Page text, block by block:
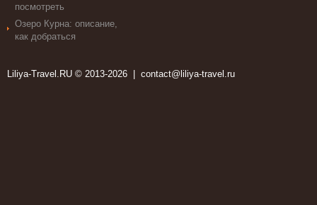
посмотреть
Озеро Курна: описание,
как добраться
Liliya-Travel.RU © 2013-2026 | contact@liliya-travel.ru